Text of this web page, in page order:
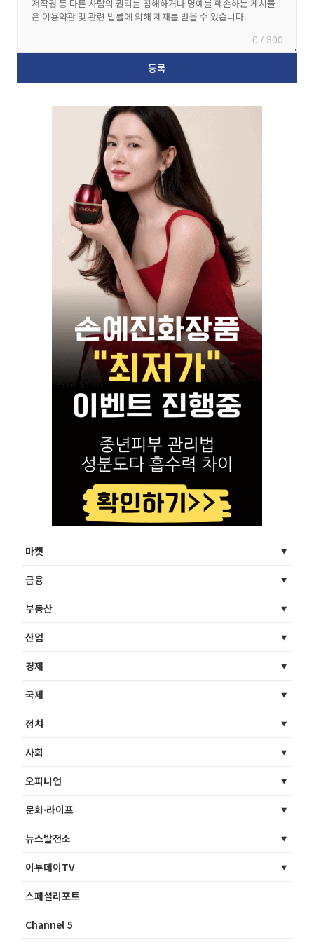
0 / 300
마켓
금융
부동산
산업
경제
국제
정치
사회
오피니언
문화·라이프
뉴스발전소
이투데이TV
스페셜리포트
Channel 5